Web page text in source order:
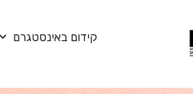
קידום באינסטגרם